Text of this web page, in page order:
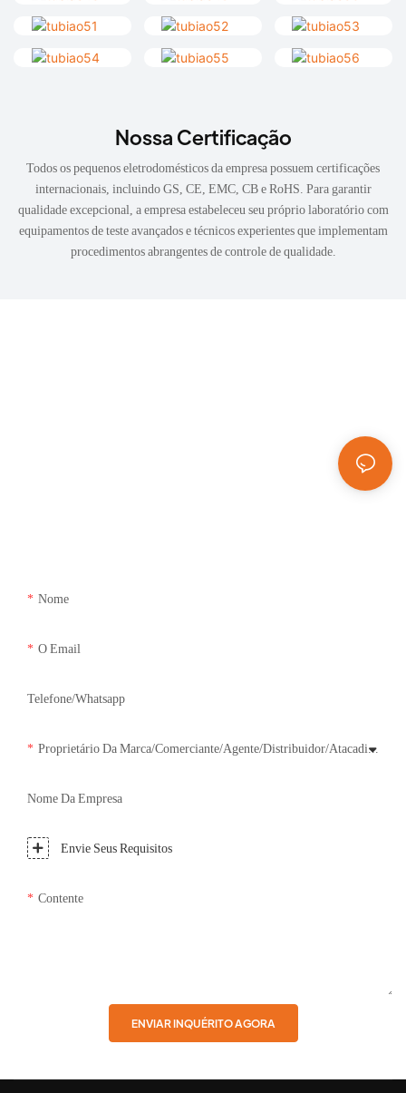
Nossa Certificação
Todos os pequenos eletrodomésticos da empresa possuem certificações
internacionais, incluindo GS, CE, EMC, CB e RoHS. Para garantir
qualidade excepcional, a empresa estabeleceu seu próprio laboratório com
equipamentos de teste avançados e técnicos experientes que implementam
procedimentos abrangentes de controle de qualidade.
profissional e confiável, vendas diretas da fábrica, preços acessíveis para
Nome
O Email
Telefone/whatsapp
Proprietário Da Marca/Comerciante/Agente/Distribuidor/Atacadista/Varejista/Consumidor
Nome Da Empresa
Envie Seus Requisitos
Contente
ENVIAR INQUÉRITO AGORA